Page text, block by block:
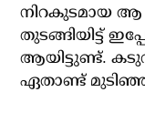
നിറകുടമായ ആ
തുടങ്ങിയിട്ട്
ആയിട്ടുണ്ട്.
ഏതാണ്ട്